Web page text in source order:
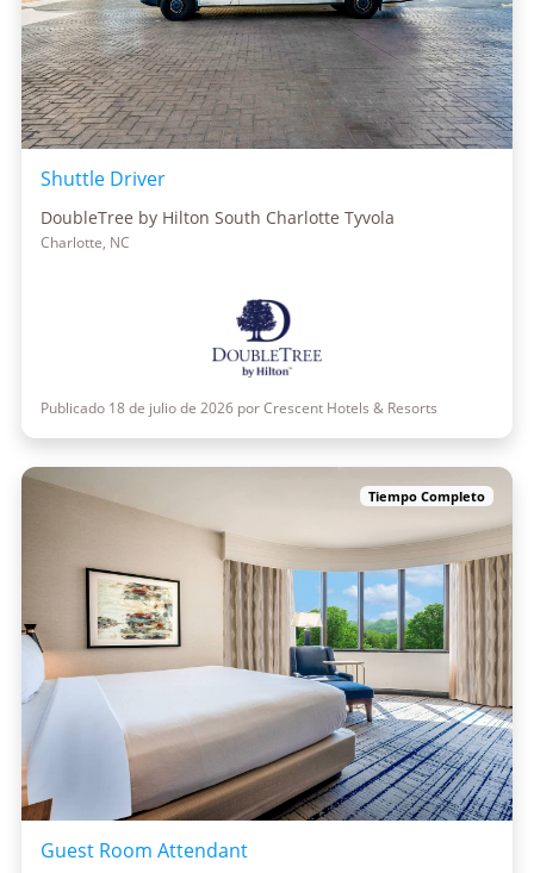
Shuttle Driver
DoubleTree by Hilton South Charlotte Tyvola
Charlotte, NC
Publicado 18 de julio de 2026 por Crescent Hotels & Resorts
Tiempo Completo
Guest Room Attendant